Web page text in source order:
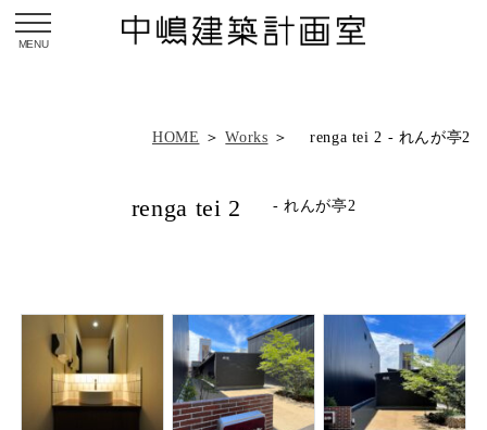
HOME ＞Works ＞ renga tei 2 - れんが亭2
renga tei 2 - れんが亭2
toggle navigation